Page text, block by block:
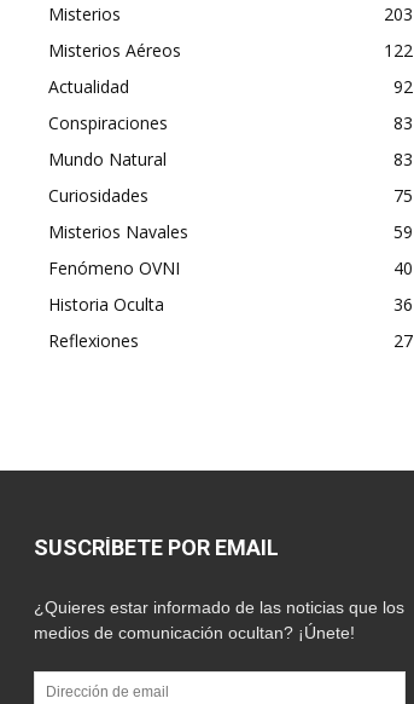
Misterios
203
Misterios Aéreos
122
Actualidad
92
Conspiraciones
83
Mundo Natural
83
Curiosidades
75
Misterios Navales
59
Fenómeno OVNI
40
Historia Oculta
36
Reflexiones
27
SUSCRÍBETE POR EMAIL
¿Quieres estar informado de las noticias que los
medios de comunicación ocultan? ¡Únete!
Dirección